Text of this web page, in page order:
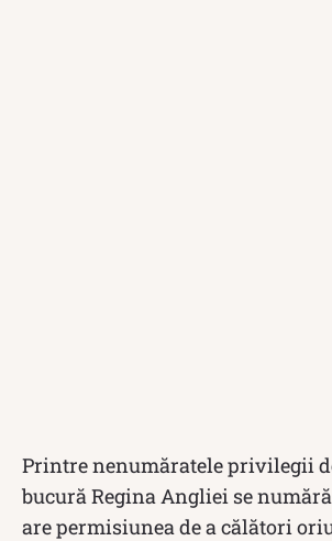
Printre nenumăratele privilegii
bucură Regina Angliei se
are permisiunea de a călători